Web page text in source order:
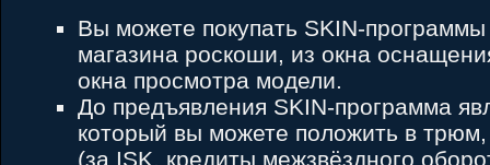
Вы можете покупать SKIN-
магазина роскоши, из окна
окна просмотра модели.
До предъявления SKIN-программа
который вы можете положить в
(за ISK, кредиты межзвёздного